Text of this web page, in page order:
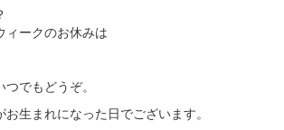
ィークのお休みは
でもどうぞ。
生まれになった日でございます。